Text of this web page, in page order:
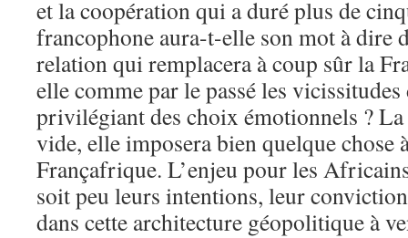
et la coopération qui a duré plus de
francophone aura-t-elle son mot à dire
relation qui remplacera à coup sûr la
elle comme par le passé les
privilégiant des choix émotionnels ?
vide, elle imposera bien quelque chose
Françafrique. L’enjeu pour les
soit peu leurs intentions, leur
dans cette architecture géopolitique à